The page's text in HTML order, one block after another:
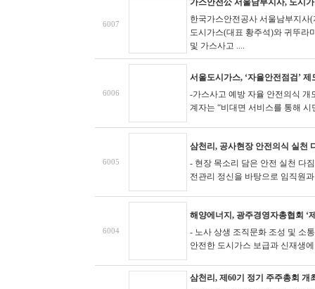
6007
가스안전公 서울남부지사, 도시
한국가스안전공사 서울남부지사
도시가스(대표 황주석)와 귀뚜라
및 가스사고 ....
6006
서울도시가스, ‘자율안전점검’
-가스사고 예방 자율 안전의식
계자는 “비대면 서비스를 통해
6005
삼천리, 공사현장 안전의식 실천
- 현장 목소리 담은 안전 실천 다
전관리 정신을 바탕으로 임직원
6004
해양에너지, 광주경영자총협회 ‘
- 노사 상생 조직문화 조성 및 소
안전한 도시가스 보급과 신재생
삼천리, 제60기 정기 주주총회 개